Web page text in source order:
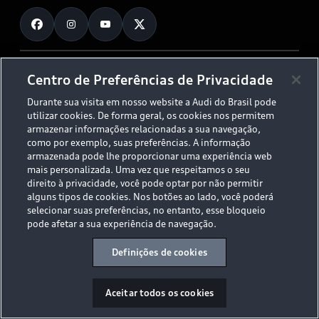
Planejamento de recarga
O Legado do S
Audi Driving Experience
ESG
Tecnologias Audi
Audi Collection
Fale Conosco
Trabalhe Conosco
© 2026 AUDI AG. All Rights Reserved.
Políticas de Privacidade
Código de Conduta
Aviso Legal
Proteção de Dados - LGPD
Sala de Imprensa
Desacelere. Seu bem maior é a vida.
Centro de Preferências de Privacidade
Durante sua visita em nosso website a Audi do Brasil pode
utilizar cookies. De forma geral, os cookies nos permitem
armazenar informações relacionadas a sua navegação,
como por exemplo, suas preferências. A informação
armazenada pode lhe proporcionar uma experiência web
mais personalizada. Uma vez que respeitamos o seu
direito à privacidade, você pode optar por não permitir
alguns tipos de cookies. Nos botões ao lado, você poderá
selecionar suas preferências, no entanto, esse bloqueio
pode afetar a sua experiência de navegação.
Definições de cookies
Aceitar todos os cookies